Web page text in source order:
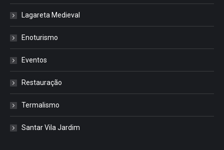
Lagareta Medieval
Enoturismo
Eventos
Restauração
Termalismo
Santar Vila Jardim